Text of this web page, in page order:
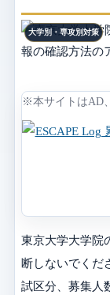
大学別・専攻別対策
※本サイトはAD
東京大学大学院
断しないでくだ
試区分、募集人